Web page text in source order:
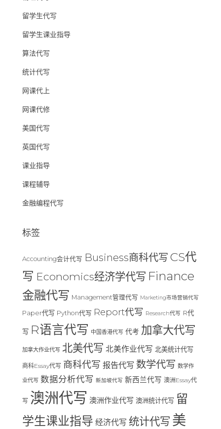
留学生代写
留学生课业指导
算法代写
统计代写
网课代上
网课代修
美国代写
英国代写
课业指导
课程辅导
金融编程代写
标签
Accounting会计代写 Business商科代写 CS代
写 Economics经济学代写 Finance
金融代写 Management管理代写 Marketing市场营销代写
Paper代写 Python代写 Report代写 Research代写 R代
写 R语言代写 中国香港代写 代考 加拿大代写
加拿大作业代写 北美代写 北美作业代写 北美统计代写
商科Essay代写 商科代写 报告代写 数学代写 数学作
业代写 数据分析代写 新加坡代写 新西兰代写 澳洲Essay代
写 澳洲代写 澳洲作业代写 澳洲统计代写 留
学生课业指导 经济代写 统计代写 美